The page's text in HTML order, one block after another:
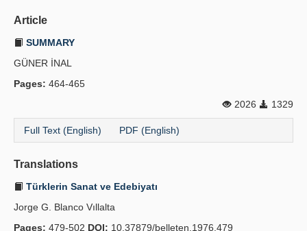
Article
SUMMARY
GÜNER İNAL
Pages: 464-465
2026
1329
Full Text (English) PDF (English)
Translations
Türklerin Sanat ve Edebiyatı
Jorge G. Blanco Vıllalta
Pages: 479-502 DOI: 10.37879/belleten.1976.479